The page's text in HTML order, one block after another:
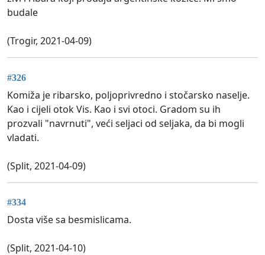
budale
(Trogir, 2021-04-09)
#326
Komiža je ribarsko, poljoprivredno i stočarsko naselje.
Kao i cijeli otok Vis. Kao i svi otoci. Gradom su ih
prozvali "navrnuti", veći seljaci od seljaka, da bi mogli
vladati.
(Split, 2021-04-09)
#334
Dosta više sa besmislicama.
(Split, 2021-04-10)